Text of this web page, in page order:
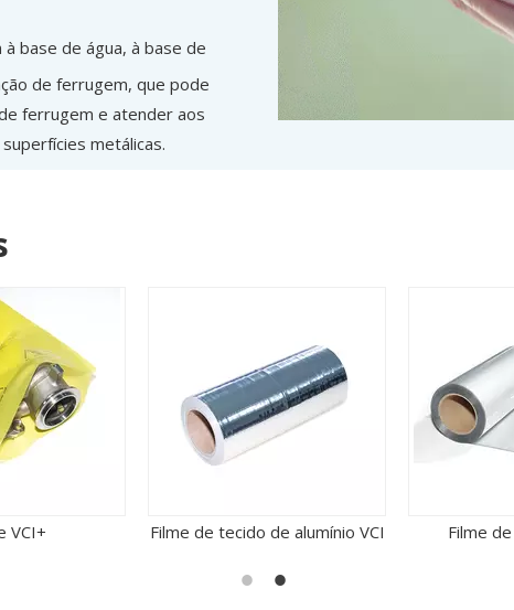
base de água, à base de
de ferrugem, que pode
ferrugem e atender aos
metálicas.
de alumínio VCI Filme de alumínio VCI Saco